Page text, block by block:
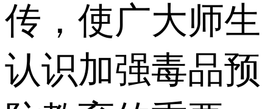
传，使广大师生
认识加强毒品预